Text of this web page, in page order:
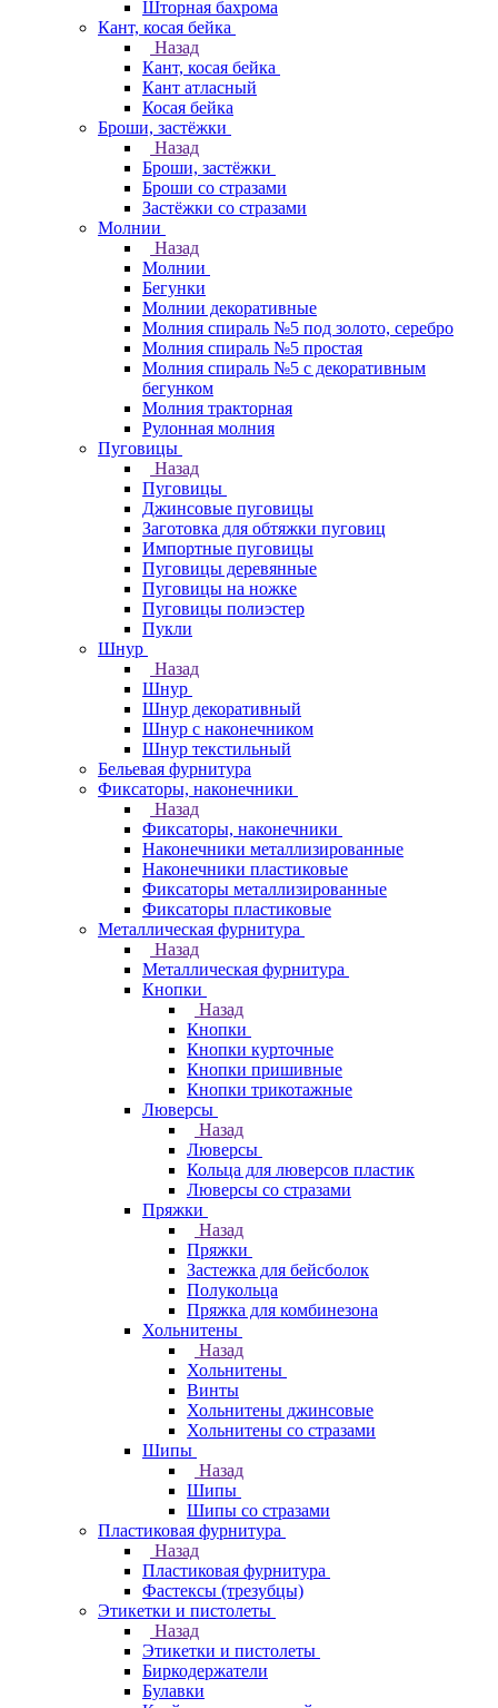
Шторная бахрома
Кант, косая бейка
Назад
Кант, косая бейка
Кант атласный
Косая бейка
Броши, застёжки
Назад
Броши, застёжки
Броши со стразами
Застёжки со стразами
Молнии
Назад
Молнии
Бегунки
Молнии декоративные
Молния спираль №5 под золото, серебро
Молния спираль №5 простая
Молния спираль №5 с декоративным
бегунком
Молния тракторная
Рулонная молния
Пуговицы
Назад
Пуговицы
Джинсовые пуговицы
Заготовка для обтяжки пуговиц
Импортные пуговицы
Пуговицы деревянные
Пуговицы на ножке
Пуговицы полиэстер
Пукли
Шнур
Назад
Шнур
Шнур декоративный
Шнур с наконечником
Шнур текстильный
Бельевая фурнитура
Фиксаторы, наконечники
Назад
Фиксаторы, наконечники
Наконечники металлизированные
Наконечники пластиковые
Фиксаторы металлизированные
Фиксаторы пластиковые
Металлическая фурнитура
Назад
Металлическая фурнитура
Кнопки
Назад
Кнопки
Кнопки курточные
Кнопки пришивные
Кнопки трикотажные
Люверсы
Назад
Люверсы
Кольца для люверсов пластик
Люверсы со стразами
Пряжки
Назад
Пряжки
Застежка для бейсболок
Полукольца
Пряжка для комбинезона
Хольнитены
Назад
Хольнитены
Винты
Хольнитены джинсовые
Хольнитены со стразами
Шипы
Назад
Шипы
Шипы со стразами
Пластиковая фурнитура
Назад
Пластиковая фурнитура
Фастексы (трезубцы)
Этикетки и пистолеты
Назад
Этикетки и пистолеты
Биркодержатели
Булавки